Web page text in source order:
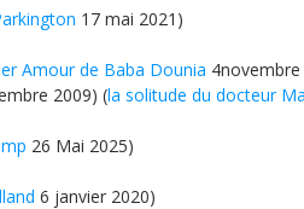
17 mai 2021)
Amour de Baba Dounia
2009) (la solitude du docteur
26 Mai 2025)
6 janvier 2020)